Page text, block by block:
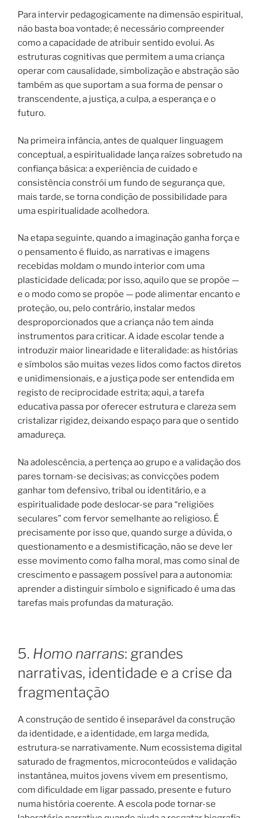
Para intervir pedagogicamente na dimensão espiritual,
não basta boa vontade; é necessário compreender
como a capacidade de atribuir sentido evolui. As
estruturas cognitivas que permitem a uma criança
operar com causalidade, simbolização e abstração são
também as que suportam a sua forma de pensar o
transcendente, a justiça, a culpa, a esperança e o
futuro.
Na primeira infância, antes de qualquer linguagem
conceptual, a espiritualidade lança raízes sobretudo na
confiança básica: a experiência de cuidado e
consistência constrói um fundo de segurança que,
mais tarde, se torna condição de possibilidade para
uma espiritualidade acolhedora.
Na etapa seguinte, quando a imaginação ganha força e
o pensamento é fluido, as narrativas e imagens
recebidas moldam o mundo interior com uma
plasticidade delicada; por isso, aquilo que se propõe —
e o modo como se propõe — pode alimentar encanto e
proteção, ou, pelo contrário, instalar medos
desproporcionados que a criança não tem ainda
instrumentos para criticar. A idade escolar tende a
introduzir maior linearidade e literalidade: as histórias
e símbolos são muitas vezes lidos como factos diretos
e unidimensionais, e a justiça pode ser entendida em
registo de reciprocidade estrita; aqui, a tarefa
educativa passa por oferecer estrutura e clareza sem
cristalizar rigidez, deixando espaço para que o sentido
amadureça.
Na adolescência, a pertença ao grupo e a validação dos
pares tornam-se decisivas; as convicções podem
ganhar tom defensivo, tribal ou identitário, e a
espiritualidade pode deslocar-se para “religiões
seculares” com fervor semelhante ao religioso. É
precisamente por isso que, quando surge a dúvida, o
questionamento e a desmistificação, não se deve ler
esse movimento como falha moral, mas como sinal de
crescimento e passagem possível para a autonomia:
aprender a distinguir símbolo e significado é uma das
tarefas mais profundas da maturação.
5. Homo narrans: grandes
narrativas, identidade e a crise da
fragmentação
A construção de sentido é inseparável da construção
da identidade, e a identidade, em larga medida,
estrutura-se narrativamente. Num ecossistema digital
saturado de fragmentos, microconteúdos e validação
instantânea, muitos jovens vivem em presentismo,
com dificuldade em ligar passado, presente e futuro
numa história coerente. A escola pode tornar-se